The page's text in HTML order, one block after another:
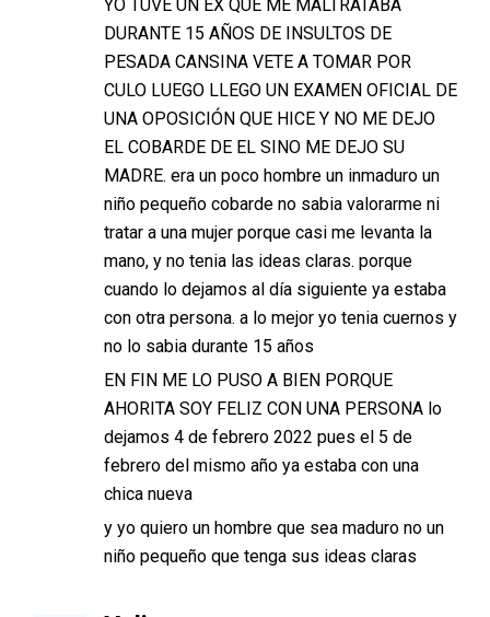
YO TUVE UN EX QUE ME MALTRATABA
DURANTE 15 AÑOS DE INSULTOS DE
PESADA CANSINA VETE A TOMAR POR
CULO LUEGO LLEGO UN EXAMEN OFICIAL DE
UNA OPOSICIÓN QUE HICE Y NO ME DEJO
EL COBARDE DE EL SINO ME DEJO SU
MADRE. era un poco hombre un inmaduro un
niño pequeño cobarde no sabia valorarme ni
tratar a una mujer porque casi me levanta la
mano, y no tenia las ideas claras. porque
cuando lo dejamos al día siguiente ya estaba
con otra persona. a lo mejor yo tenia cuernos y
no lo sabia durante 15 años
EN FIN ME LO PUSO A BIEN PORQUE
AHORITA SOY FELIZ CON UNA PERSONA lo
dejamos 4 de febrero 2022 pues el 5 de
febrero del mismo año ya estaba con una
chica nueva
y yo quiero un hombre que sea maduro no un
niño pequeño que tenga sus ideas claras